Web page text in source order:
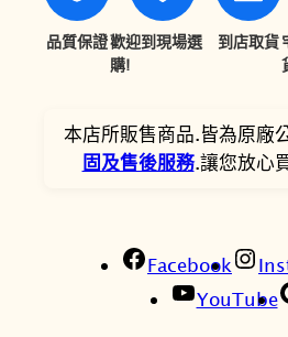
6
,
0
0
品質保證歡迎到現場選
購!
到店取貨
本店所販售商品.皆為原廠
固及售後服務.讓您放心
Facebook
YouTube